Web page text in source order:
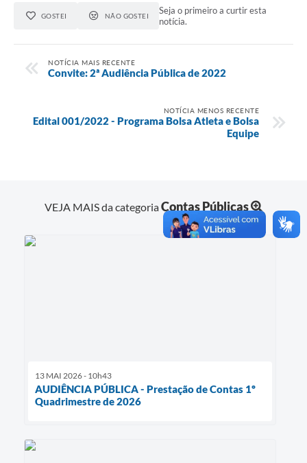
GOSTEI NÃO GOSTEI
Seja o primeiro a curtir esta
notícia.
NOTÍCIA MAIS RECENTE
Convite: 2ª Audiência Pública de 2022
NOTÍCIA MENOS RECENTE
Edital 001/2022 - Programa Bolsa Atleta e Bolsa
Equipe
VEJA MAIS da categoriaContas Públicas
13 MAI 2026 - 10h43
AUDIÊNCIA PÚBLICA - Prestação de Contas 1º
Quadrimestre de 2026